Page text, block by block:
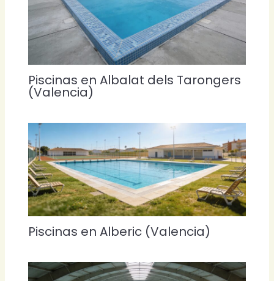
Piscinas en Albalat dels Tarongers
(Valencia)
Piscinas en Alberic (Valencia)